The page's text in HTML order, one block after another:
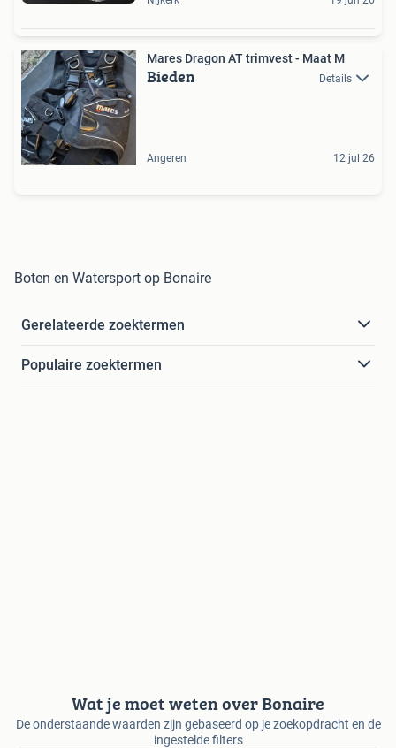
Mares Dragon AT trimvest - Maat M
Bieden Details
Angeren 12 jul 26
Boten en Watersport op Bonaire
Gerelateerde zoektermen
Populaire zoektermen
Wat je moet weten over Bonaire
De onderstaande waarden zijn gebaseerd op je zoekopdracht en de
ingestelde filters